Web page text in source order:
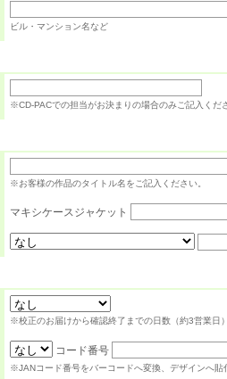
ビル・マンション名など
※CD-PACでの担当がお決まりの場合のみご記入くだ
※お客様の作品のタイトル名をご記入ください。
マキシケースジャケット
※校正のお届けから確認終了までの日数（約3営業日
コード番号
※JANコード番号をバーコードへ変換、デザインへ貼